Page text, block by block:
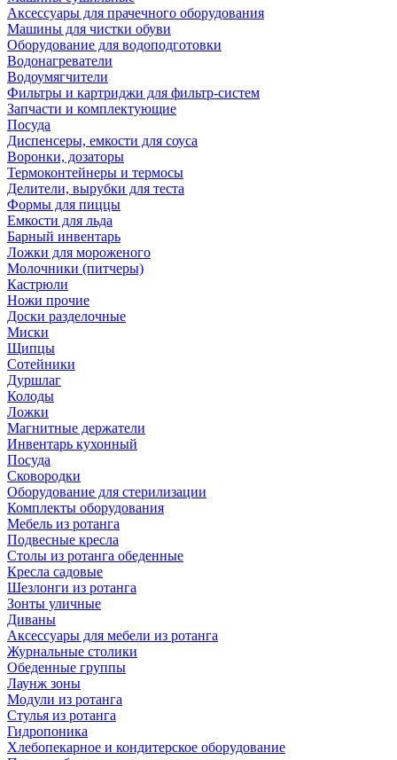
Аксессуары для прачечного оборудования
Машины для чистки обуви
Оборудование для водоподготовки
Водонагреватели
Водоумягчители
Фильтры и картриджи для фильтр-систем
Запчасти и комплектующие
Посуда
Диспенсеры, емкости для соуса
Воронки, дозаторы
Термоконтейнеры и термосы
Делители, вырубки для теста
Формы для пиццы
Емкости для льда
Барный инвентарь
Ложки для мороженого
Молочники (питчеры)
Кастрюли
Ножи прочие
Доски разделочные
Миски
Щипцы
Сотейники
Дуршлаг
Колоды
Ложки
Магнитные держатели
Инвентарь кухонный
Посуда
Сковородки
Оборудование для стерилизации
Комплекты оборудования
Мебель из ротанга
Подвесные кресла
Столы из ротанга обеденные
Кресла садовые
Шезлонги из ротанга
Зонты уличные
Диваны
Аксессуары для мебели из ротанга
Журнальные столики
Обеденные группы
Лаунж зоны
Модули из ротанга
Стулья из ротанга
Гидропоника
Хлебопекарное и кондитерское оборудование